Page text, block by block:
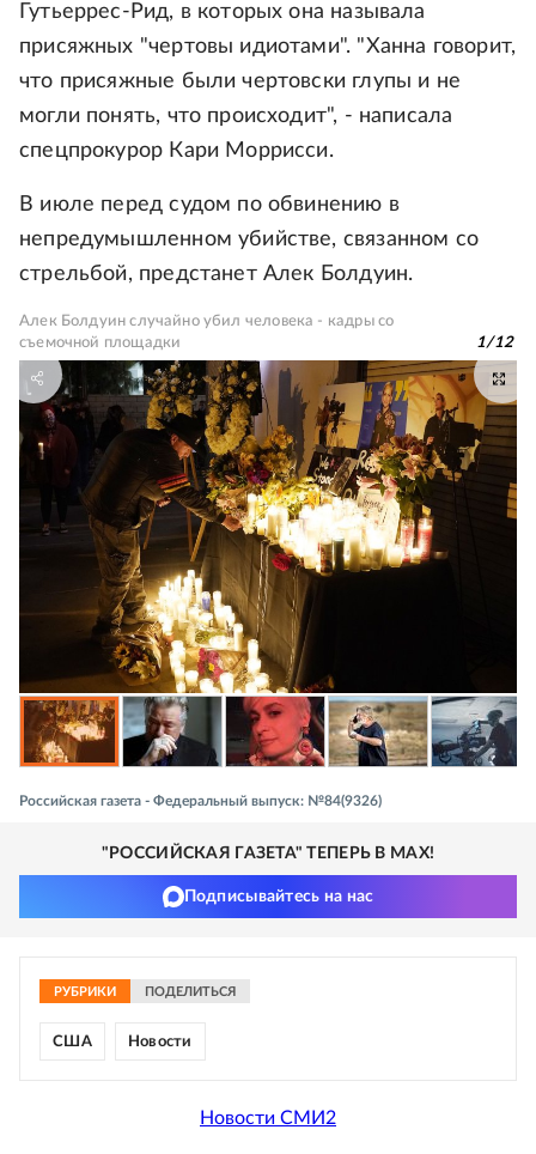
Гутьеррес-Рид, в которых она называла
присяжных "чертовы идиотами". "Ханна говорит,
что присяжные были чертовски глупы и не
могли понять, что происходит", - написала
спецпрокурор Кари Моррисси.
В июле перед судом по обвинению в
непредумышленном убийстве, связанном со
стрельбой, предстанет Алек Болдуин.
Алек Болдуин случайно убил человека - кадры со
съемочной площадки
1/12
Российская газета - Федеральный выпуск: №84(9326)
"РОССИЙСКАЯ ГАЗЕТА" ТЕПЕРЬ В MAX!
Подписывайтесь на нас
РУБРИКИ ПОДЕЛИТЬСЯ
США Новости
Новости СМИ2